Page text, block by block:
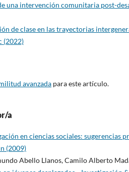
una intervención comunitaria post-
de clase en las trayectorias
(2022)
avanzada para este artículo.
a
en ciencias sociales: sugerencias
(2009)
Abello Llanos, Camilo Alberto